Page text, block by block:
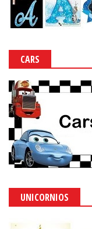
CARS
UNICORNIOS